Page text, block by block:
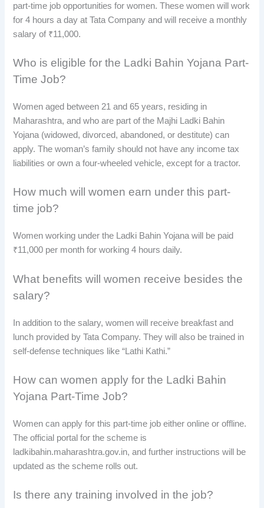
part-time job opportunities for women. These women will work
for 4 hours a day at Tata Company and will receive a monthly
salary of ₹11,000.
Who is eligible for the Ladki Bahin Yojana Part-
Time Job?
Women aged between 21 and 65 years, residing in
Maharashtra, and who are part of the Majhi Ladki Bahin
Yojana (widowed, divorced, abandoned, or destitute) can
apply. The woman’s family should not have any income tax
liabilities or own a four-wheeled vehicle, except for a tractor.
How much will women earn under this part-
time job?
Women working under the Ladki Bahin Yojana will be paid
₹11,000 per month for working 4 hours daily.
What benefits will women receive besides the
salary?
In addition to the salary, women will receive breakfast and
lunch provided by Tata Company. They will also be trained in
self-defense techniques like “Lathi Kathi.”
How can women apply for the Ladki Bahin
Yojana Part-Time Job?
Women can apply for this part-time job either online or offline.
The official portal for the scheme is
ladkibahin.maharashtra.gov.in, and further instructions will be
updated as the scheme rolls out.
Is there any training involved in the job?